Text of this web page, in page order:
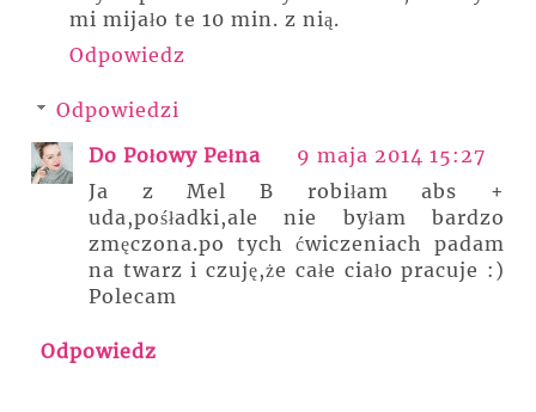
mi mijało te 10 min. z nią.
Odpowiedz
Odpowiedzi
Do Połowy Pełna
9 maja 2014 15:27
Ja z Mel B robiłam abs +
uda,pośładki,ale nie byłam bardzo
zmęczona.po tych ćwiczeniach padam
na twarz i czuję,że całe ciało pracuje :)
Polecam
Odpowiedz